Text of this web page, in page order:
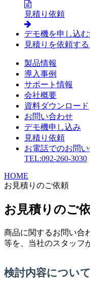
見積り依頼
デモ機を申し込む
見積りを依頼する
製品情報
導入事例
サポート情報
会社概要
資料ダウンロード
お問い合わせ
デモ機申し込み
見積り依頼
お電話でのお問
TEL:092-260-3030
HOME
お見積りのご依頼
お見積りのご
商品に関するお問い合
等を、当社のスタッフ